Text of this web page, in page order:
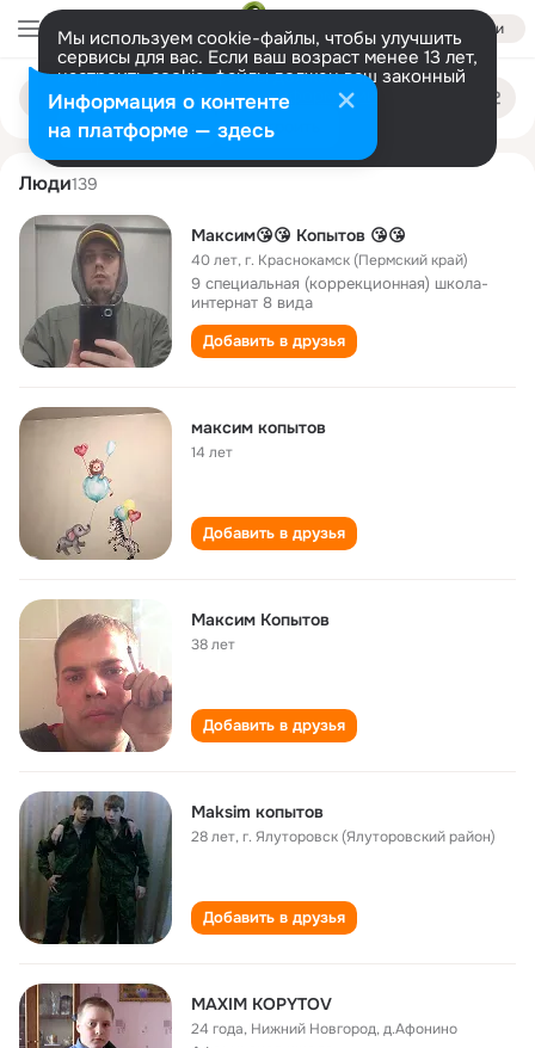
Войти
Мы используем cookie-файлы, чтобы улучшить
сервисы для вас. Если ваш возраст менее 13 лет,
настроить cookie-файлы должен ваш законный
представитель. Больше информации
Разрешить все Настроить
Поиск
людям
maksim kopytov
Люди139
Максим😘😘 Копытов 😘😘
40 лет,г. Краснокамск (Пермский край)
9 специальная (коррекционная) школа-
интернат 8 вида
Добавить в друзья
максим копытов
14 лет
Добавить в друзья
Максим Копытов
38 лет
Добавить в друзья
Maksim копытов
28 лет,г. Ялуторовск (Ялуторовский район)
Добавить в друзья
MAXIM KOPYTOV
24 года, Нижний Новгород, д.Афонино
Информация о контенте
на платформе — здесь